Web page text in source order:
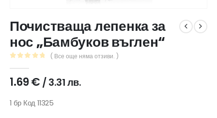
Почистваща лепенка за
нос „Бамбуков въглен“
( Все още няма отзиви. )
1.69€ / 3.31 лв.
1 бр Код 11325